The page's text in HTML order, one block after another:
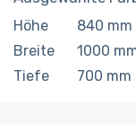
Höhe 840 mm
Breite
1000
Tiefe
700 mm